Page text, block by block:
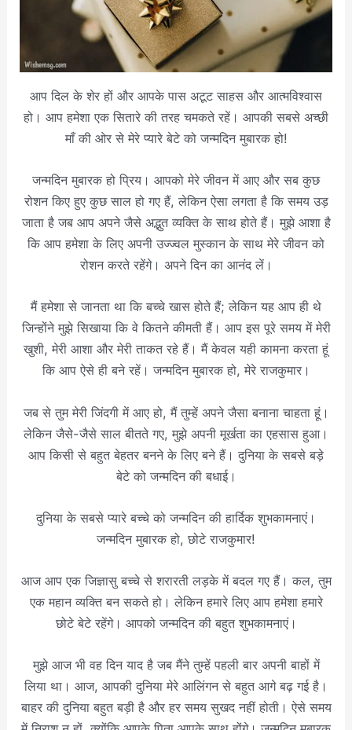
आप दिल के शेर हों और आपके पास अटूट साहस और आत्मविश्वास
हो। आप हमेशा एक सितारे की तरह चमकते रहें। आपकी सबसे अच्छी
माँ की ओर से मेरे प्यारे बेटे को जन्मदिन मुबारक हो!
जन्मदिन मुबारक हो प्रिय। आपको मेरे जीवन में आए और सब कुछ
रोशन किए हुए कुछ साल हो गए हैं, लेकिन ऐसा लगता है कि समय उड़
जाता है जब आप अपने जैसे अद्भुत व्यक्ति के साथ होते हैं। मुझे आशा है
कि आप हमेशा के लिए अपनी उज्ज्वल मुस्कान के साथ मेरे जीवन को
रोशन करते रहेंगे। अपने दिन का आनंद लें।
मैं हमेशा से जानता था कि बच्चे खास होते हैं; लेकिन यह आप ही थे
जिन्होंने मुझे सिखाया कि वे कितने कीमती हैं। आप इस पूरे समय में मेरी
खुशी, मेरी आशा और मेरी ताकत रहे हैं। मैं केवल यही कामना करता हूं
कि आप ऐसे ही बने रहें। जन्मदिन मुबारक हो, मेरे राजकुमार।
जब से तुम मेरी जिंदगी में आए हो, मैं तुम्हें अपने जैसा बनाना चाहता हूं।
लेकिन जैसे-जैसे साल बीतते गए, मुझे अपनी मूर्खता का एहसास हुआ।
आप किसी से बहुत बेहतर बनने के लिए बने हैं। दुनिया के सबसे बड़े
बेटे को जन्मदिन की बधाई।
दुनिया के सबसे प्यारे बच्चे को जन्मदिन की हार्दिक शुभकामनाएं।
जन्मदिन मुबारक हो, छोटे राजकुमार!
आज आप एक जिज्ञासु बच्चे से शरारती लड़के में बदल गए हैं। कल, तुम
एक महान व्यक्ति बन सकते हो। लेकिन हमारे लिए आप हमेशा हमारे
छोटे बेटे रहेंगे। आपको जन्मदिन की बहुत शुभकामनाएं।
मुझे आज भी वह दिन याद है जब मैंने तुम्हें पहली बार अपनी बाहों में
लिया था। आज, आपकी दुनिया मेरे आलिंगन से बहुत आगे बढ़ गई है।
बाहर की दुनिया बहुत बड़ी है और हर समय सुखद नहीं होती। ऐसे समय